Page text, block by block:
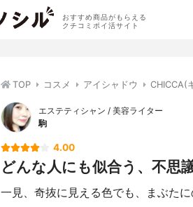
おすすめ商品がもらえる
クチコミポイ活サイト
TOP コスメ アイシャドウ CHICCA(
エステティシャン / 美容ライター
駒
4.00
どんな人にも似合う、不思
一見、奇抜に見える色でも、まぶた